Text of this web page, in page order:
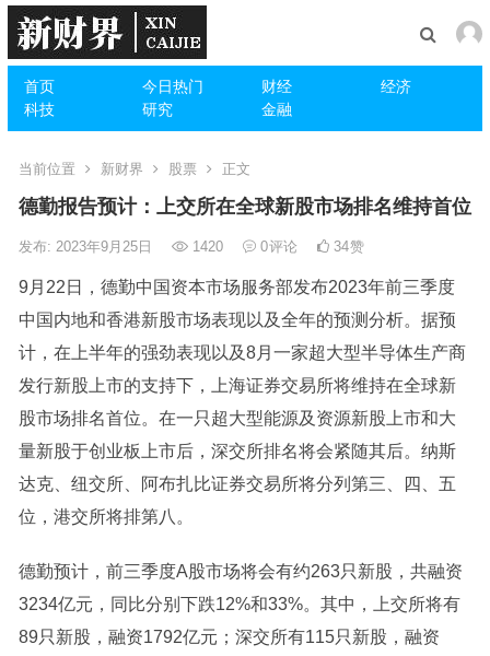
首页 今日热门 财经
经济
科技
研究 金融
当前位置 新财界 股票 正文
德勤报告预计：上交所在全球新股市场排名维持首位
发布: 2023年9月25日 1420 0评论 34赞
9月22日，德勤中国资本市场服务部发布2023年前三季度
中国内地和香港新股市场表现以及全年的预测分析。据预
计，在上半年的强劲表现以及8月一家超大型半导体生产商
发行新股上市的支持下，上海证券交易所将维持在全球新
股市场排名首位。在一只超大型能源及资源新股上市和大
量新股于创业板上市后，深交所排名将会紧随其后。纳斯
达克、纽交所、阿布扎比证券交易所将分列第三、四、五
位，港交所将排第八。
德勤预计，前三季度A股市场将会有约263只新股，共融资
3234亿元，同比分别下跌12%和33%。其中，上交所将有
89只新股，融资1792亿元；深交所有115只新股，融资